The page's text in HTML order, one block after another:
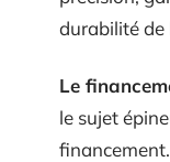
durabilité de
Le
le sujet